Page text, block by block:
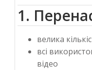
1.
велика
всі
відео